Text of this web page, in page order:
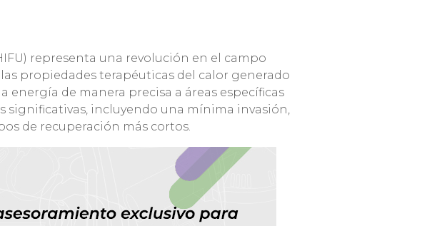
representa una revolución en el campo
propiedades terapéuticas del calor generado
energía de manera precisa a áreas específicas
incluyendo una mínima invasión,
de recuperación más cortos.